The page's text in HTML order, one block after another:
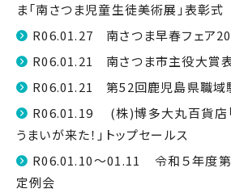
ま「南さつま児童生徒美術展」表彰式
R06.01.27 南さつま早春フェア
R06.01.21 南さつま市主役大賞
R06.01.21 第52回鹿児島県職域
R06.01.19 (株)博多大丸百貨店
うまいが来た！」トップセールス
R06.01.10～01.11 令和５年度
定例会